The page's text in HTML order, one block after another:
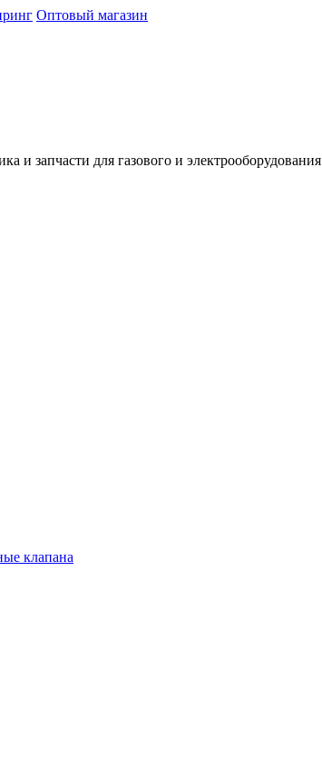
Оптовый магазин
и запчасти для газового и электрооборудования
клапана